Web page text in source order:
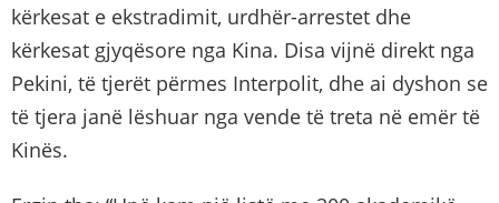
kërkesat e ekstradimit, urdhër-arrestet dhe
kërkesat gjyqësore nga Kina. Disa vijnë direkt nga
Pekini, të tjerët përmes Interpolit, dhe ai dyshon se
të tjera janë lëshuar nga vende të treta në emër të
Kinës.